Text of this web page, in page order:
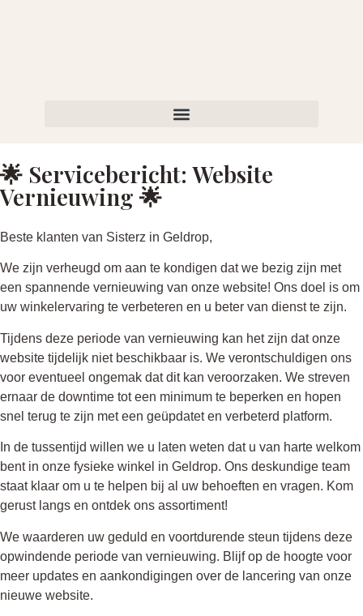
🌟 Servicebericht: Website
Vernieuwing 🌟
Beste klanten van Sisterz in Geldrop,
We zijn verheugd om aan te kondigen dat we bezig zijn met
een spannende vernieuwing van onze website! Ons doel is om
uw winkelervaring te verbeteren en u beter van dienst te zijn.
Tijdens deze periode van vernieuwing kan het zijn dat onze
website tijdelijk niet beschikbaar is. We verontschuldigen ons
voor eventueel ongemak dat dit kan veroorzaken. We streven
ernaar de downtime tot een minimum te beperken en hopen
snel terug te zijn met een geüpdatet en verbeterd platform.
In de tussentijd willen we u laten weten dat u van harte welkom
bent in onze fysieke winkel in Geldrop. Ons deskundige team
staat klaar om u te helpen bij al uw behoeften en vragen. Kom
gerust langs en ontdek ons assortiment!
We waarderen uw geduld en voortdurende steun tijdens deze
opwindende periode van vernieuwing. Blijf op de hoogte voor
meer updates en aankondigingen over de lancering van onze
nieuwe website.